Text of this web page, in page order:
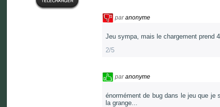
paranonyme
Jeu sympa, mais le chargement prend
2/5
paranonyme
énormément de bug dans le jeu que je
la grange...